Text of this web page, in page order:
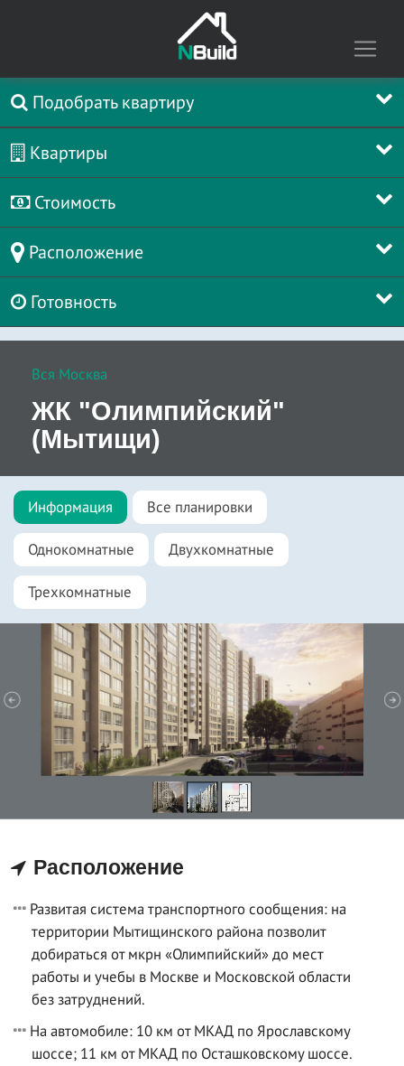
Подобрать квартиру
Квартиры
Стоимость
Расположение
Готовность
Вся Москва
ЖК "Олимпийский"
(Мытищи)
Информация Все планировки
Однокомнатные Двухкомнатные
Трехкомнатные
Расположение
Развитая система транспортного сообщения: на
территории Мытищинского района позволит
добираться от мкрн «Олимпийский» до мест
работы и учебы в Москве и Московской области
без затруднений.
На автомобиле: 10 км от МКАД по Ярославскому
шоссе; 11 км от МКАД по Осташковскому шоссе.